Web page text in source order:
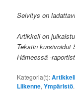
Selvitys on
Artikkeli on
Tekstin kursivoidut
Hämeessä -
Kategoria(t):
Liikenne,Ympäristö